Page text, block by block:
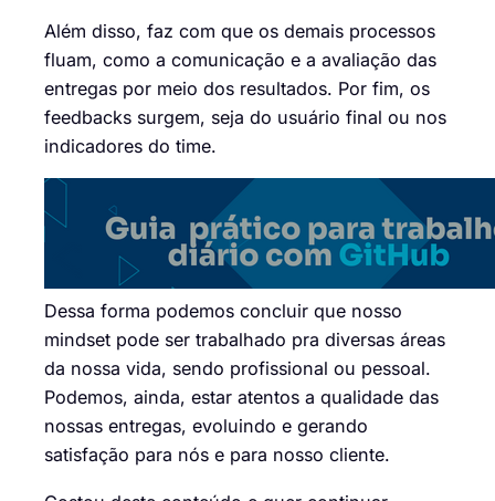
Além disso, faz com que os demais processos
fluam, como a comunicação e a avaliação das
entregas por meio dos resultados. Por fim, os
feedbacks surgem, seja do usuário final ou nos
indicadores do time.
Dessa forma podemos concluir que nosso
mindset pode ser trabalhado pra diversas áreas
da nossa vida, sendo profissional ou pessoal.
Podemos, ainda, estar atentos a qualidade das
nossas entregas, evoluindo e gerando
satisfação para nós e para nosso cliente.